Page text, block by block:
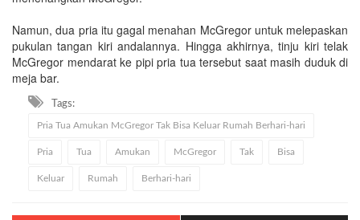
Namun, dua pria itu gagal menahan McGregor untuk melepaskan
pukulan tangan kiri andalannya. Hingga akhirnya, tinju kiri telak
McGregor mendarat ke pipi pria tua tersebut saat masih duduk di
meja bar.
Tags:
Pria Tua Amukan McGregor Tak Bisa Keluar Rumah Berhari-hari
Pria Tua Amukan McGregor Tak Bisa
Keluar Rumah Berhari-hari